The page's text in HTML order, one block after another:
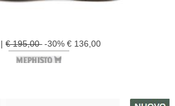
|€ 195,00-30% € 136,00